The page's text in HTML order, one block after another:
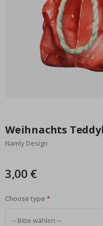
Anfang
der
Bildgalerie
Weihnachts
Namly Design
3,00 €
Choose type